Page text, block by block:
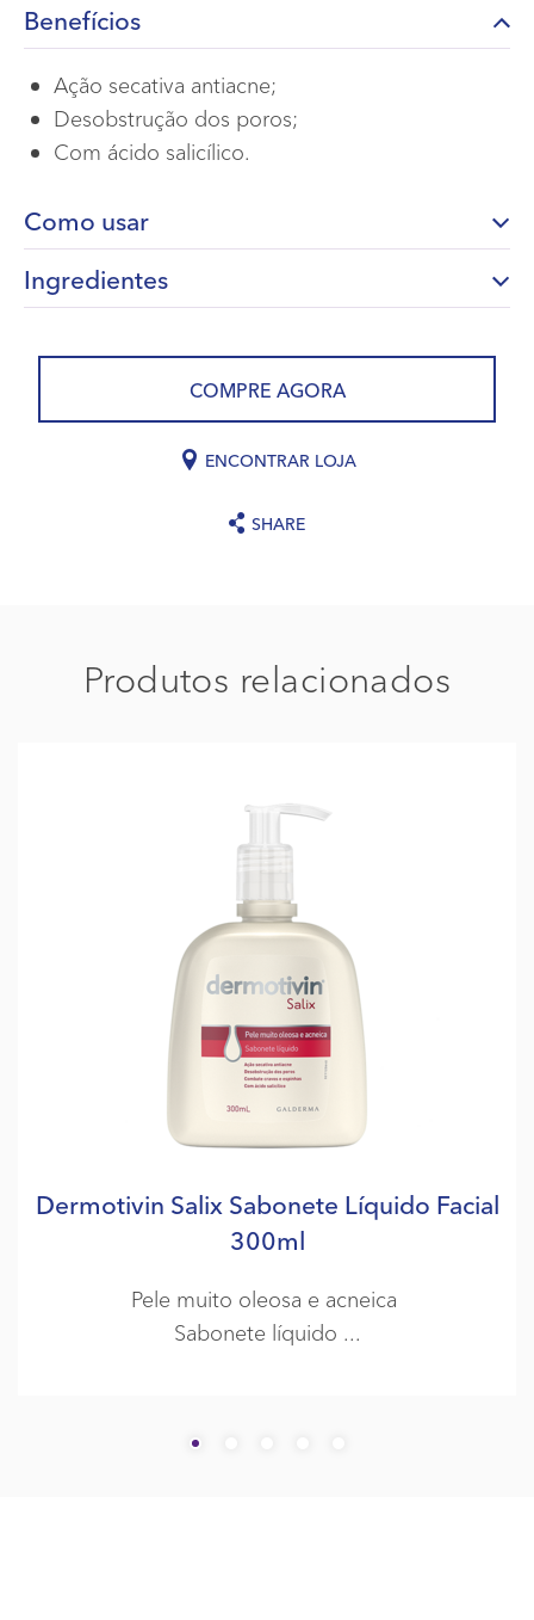
Benefícios
Ação secativa antiacne;
Desobstrução dos poros;
Com ácido salicílico.
Como usar
Ingredientes
COMPRE AGORA
ENCONTRAR LOJA
SHARE
Produtos relacionados
Dermotivin Salix Sabonete Líquido Facial
300ml
Pele muito oleosa e acneica
Sabonete líquido